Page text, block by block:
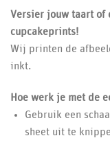
Versier jouw taart of
cupcakeprints!
Wij printen de
inkt.
Hoe werk je met de
Gebruik een
sheet uit te